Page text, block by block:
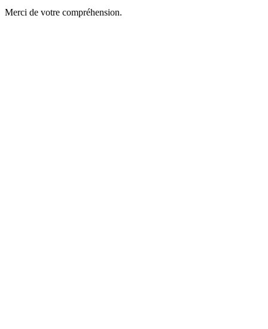
Merci de votre compréhension.